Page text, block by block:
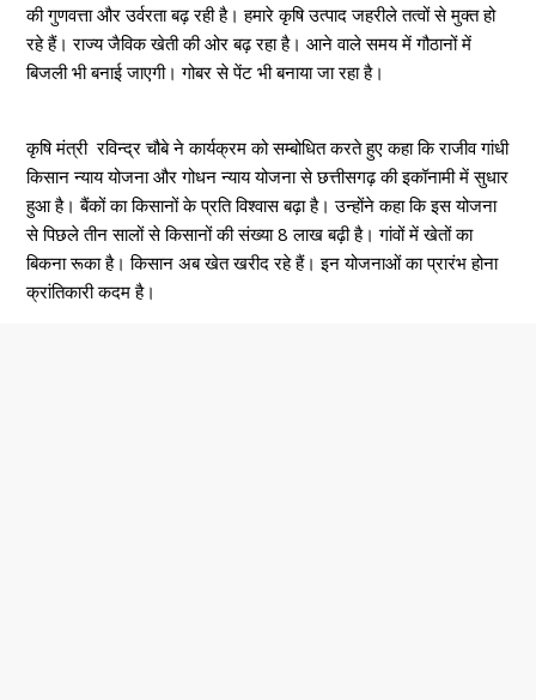
की गुणवत्ता और उर्वरता बढ़ रही है। हमारे कृषि उत्पाद जहरीले तत्वों से मुक्त हो
रहे हैं। राज्य जैविक खेती की ओर बढ़ रहा है। आने वाले समय में गौठानों में
बिजली भी बनाई जाएगी। गोबर से पेंट भी बनाया जा रहा है।
कृषि मंत्री रविन्द्र चौबे ने कार्यक्रम को सम्बोधित करते हुए कहा कि राजीव गांधी
किसान न्याय योजना और गोधन न्याय योजना से छत्तीसगढ़ की इकॉनामी में सुधार
हुआ है। बैंकों का किसानों के प्रति विश्वास बढ़ा है। उन्होंने कहा कि इस योजना
से पिछले तीन सालों से किसानों की संख्या 8 लाख बढ़ी है। गांवों में खेतों का
बिकना रूका है। किसान अब खेत खरीद रहे हैं। इन योजनाओं का प्रारंभ होना
क्रांतिकारी कदम है।